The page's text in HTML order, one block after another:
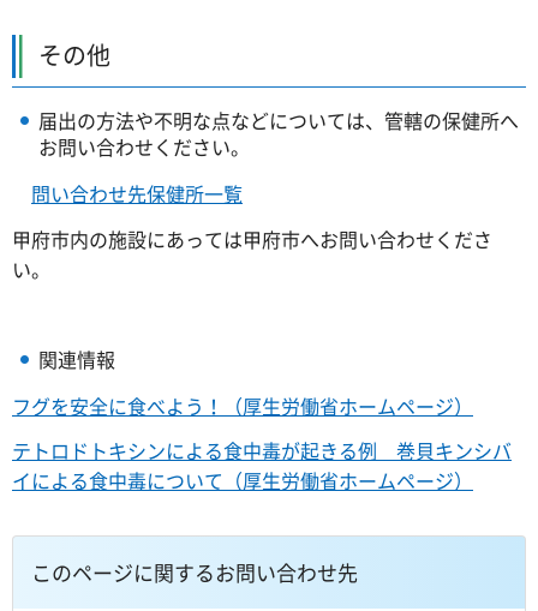
その他
届出の方法や不明な点などについては、管轄の保健所へ
お問い合わせください。
問い合わせ先保健所一覧
甲府市内の施設にあっては甲府市へお問い合わせくださ
い。
関連情報
フグを安全に食べよう！（厚生労働省ホームページ）
テトロドトキシンによる食中毒が起きる例 巻貝キンシバ
イによる食中毒について（厚生労働省ホームページ）
このページに関するお問い合わせ先